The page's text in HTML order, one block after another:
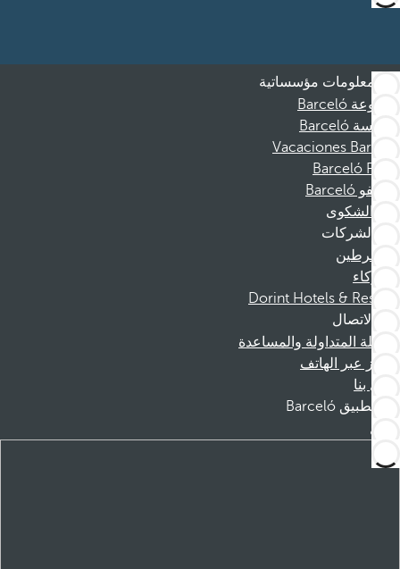
معلومات مؤسساتية
مجموعة Barceló
مؤسسة Barceló
Vacaciones Barceló
Barceló Films
موظفو Barceló
قناة الشكوى
الشركات
المنخرطين
الشركاء
Dorint Hotels & Resorts
الاتصال
الأسئلة المتداولة والمساعدة
الحجز عبر الهاتف
اتصل بنا
تطبيق Barceló
تنزيل